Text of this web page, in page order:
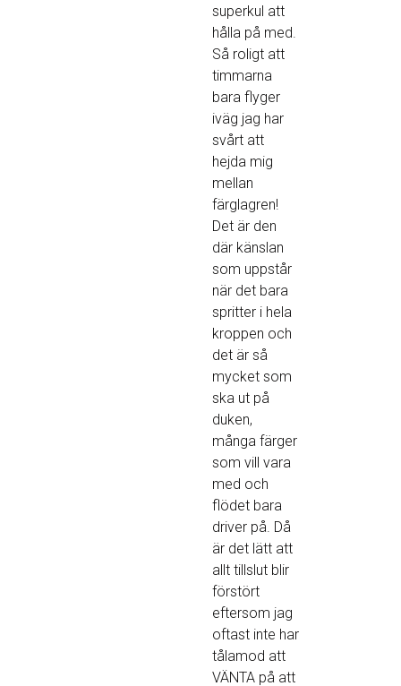
superkul att
hålla på med.
Så roligt att
timmarna
bara flyger
iväg jag har
svårt att
hejda mig
mellan
färglagren!
Det är den
där känslan
som uppstår
när det bara
spritter i hela
kroppen och
det är så
mycket som
ska ut på
duken,
många färger
som vill vara
med och
flödet bara
driver på. Då
är det lätt att
allt tillslut blir
förstört
eftersom jag
oftast inte har
tålamod att
VÄNTA på att